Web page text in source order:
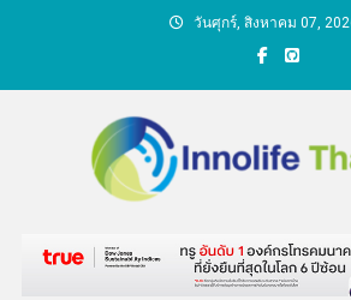
วันศุกร์, สิงหาคม 07,
คนกับความคิด
นวัตกรร